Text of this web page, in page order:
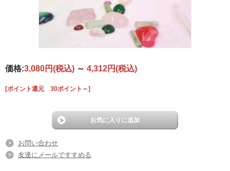
価格:3,080円(税込) ～ 4,312円(税込)
[ポイント還元 30ポイント～]
お問い合わせ
友達にメールですすめる